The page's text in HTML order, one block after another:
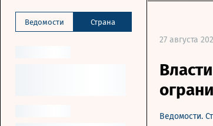
Ведомости Страна
27 августа
Ведомости.